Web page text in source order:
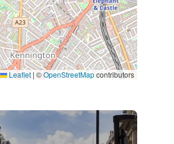
Leaflet | ©OpenStreetMapcontributors